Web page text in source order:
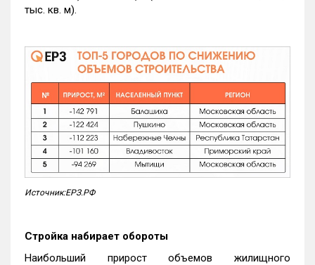
тыс. кв. м).
Источник:ЕРЗ.РФ
Стройка набирает обороты
Наибольший прирост объемов жилищного